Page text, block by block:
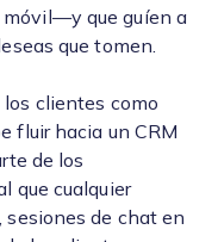
que guíen a
que tomen.
clientes como
fluir hacia un CRM
de los
que cualquier
sesiones de chat en